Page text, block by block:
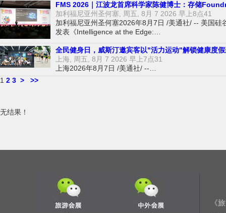
FMS 2026｜江波龙首席科学家陈健博士：存储
加利福尼亚州圣何塞, 周五, 8月 7 2026 早上8点41
加利福尼亚州圣何塞2026年8月7日 /美通社/ -- 美国
发表《Intelligence at the Edge:…
全民健身日，威斯汀邀宾客以"活力运动"解锁健康度
上海, 周五, 8月 7 2026 早上7点31
上海2026年8月7日 /美通社/ --…
1 2 3 > >>
无结果！
《